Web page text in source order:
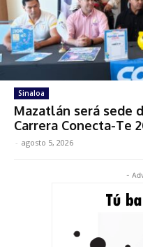
Sinaloa
Mazatlán será sede
Carrera Conecta-Te
- agosto 5, 2026
-